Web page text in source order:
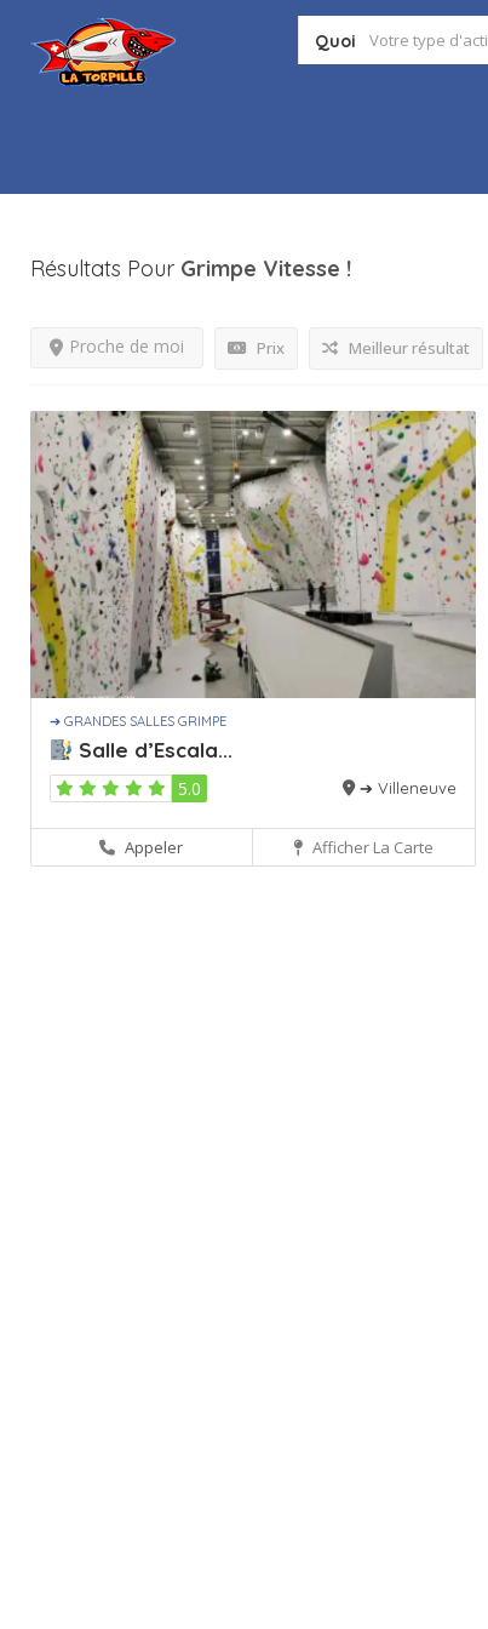
Quoi
Résultats Pour Grimpe Vitesse !
Prix
Proche de moi Meilleur résultat
➔ GRANDES SALLES GRIMPE
Salle d’Escala...
5.0 ➔ Villeneuve
Appeler Afficher La Carte